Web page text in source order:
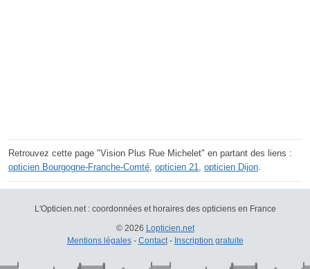
Retrouvez cette page "Vision Plus Rue Michelet" en partant des liens :
opticien Bourgogne-Franche-Comté opticien 21 opticien Dijon
L'Opticien.net : coordonnées et horaires des opticiens en France
© 2026 Lopticien.net
Mentions légales- Contact- Inscription gratuite